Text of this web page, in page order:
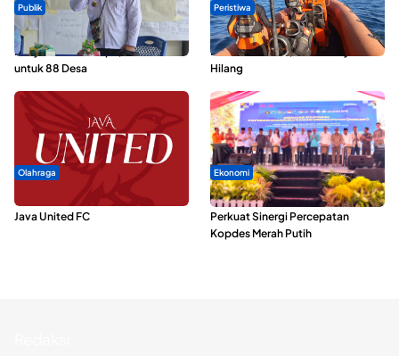
Publik
ABDESI Morotai Apresiasi
Penyaluran ADD Rp3,13 Miliar
untuk 88 Desa
Peristiwa
Dua Longboat Bertabrakan di
Perairan Taliabu, Satu Nelayan
Hilang
Olahraga
Dari Malut United Berubah Jadi
Java United FC
Ekonomi
Seminar di Ternate, Mendes
Perkuat Sinergi Percepatan
Kopdes Merah Putih